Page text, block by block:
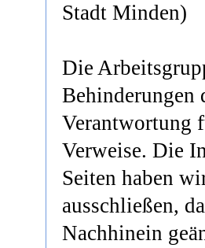
Stadt Minden)
Die
Behinderungen
Verantwortung
Verweise. Die
Seiten haben
ausschließen,
Nachhinein